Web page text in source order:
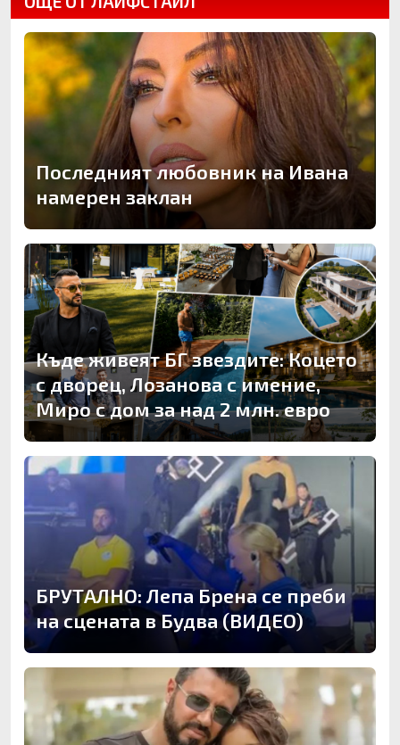
Последният любовник на Ивана
намерен заклан
Къде живеят БГ звездите: Коцето
с дворец, Лозанова с имение,
Миро с дом за над 2 млн. евро
БРУТАЛНО: Лепа Брена се преби
на сцената в Будва (ВИДЕО)